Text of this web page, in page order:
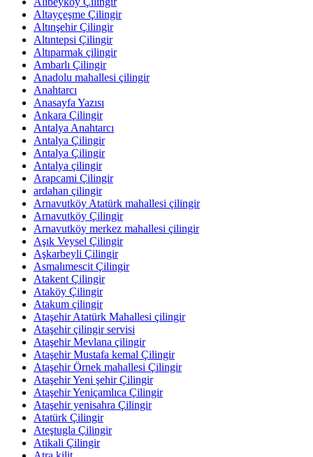
Altayçeşme Çilingir
Altınşehir Çilingir
Altıntepsi Çilingir
Altıparmak çilingir
Ambarlı Çilingir
Anadolu mahallesi çilingir
Anahtarcı
Anasayfa Yazısı
Ankara Çilingir
Antalya Anahtarcı
Antalya Çilingir
Antalya Çilingir
Antalya çilingir
Arapcami Çilingir
ardahan çilingir
Arnavutköy Atatürk mahallesi çilingir
Arnavutköy Çilingir
Arnavutköy merkez mahallesi çilingir
Aşık Veysel Çilingir
Aşkarbeyli Çilingir
Asmalımescit Çilingir
Atakent Çilingir
Ataköy Çilingir
Atakum çilingir
Ataşehir Atatürk Mahallesi çilingir
Ataşehir çilingir servisi
Ataşehir Mevlana çilingir
Ataşehir Mustafa kemal Çilingir
Ataşehir Örnek mahallesi Çilingir
Ataşehir Yeni şehir Çilingir
Ataşehir Yeniçamlıca Çilingir
Ataşehir yenisahra Çilingir
Atatürk Çilingir
Ateştugla Çilingir
Atikali Çilingir